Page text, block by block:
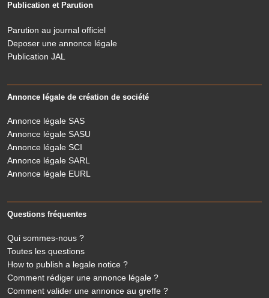
Publication et Parution
Parution au journal officiel
Deposer une annonce légale
Publication JAL
Annonce légale de création de société
Annonce légale SAS
Annonce légale SASU
Annonce légale SCI
Annonce légale SARL
Annonce légale EURL
Questions fréquentes
Qui sommes-nous ?
Toutes les questions
How to publish a legale notice ?
Comment rédiger une annonce légale ?
Comment valider une annonce au greffe ?